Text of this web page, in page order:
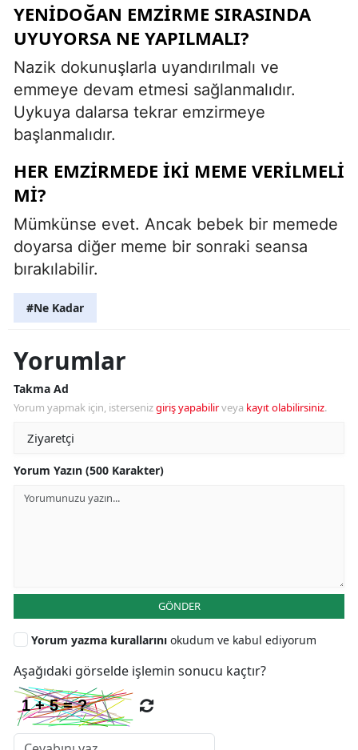
YENIDOĞAN EMZIRME SIRASINDA
UYUYORSA NE YAPILMALI?
Nazik dokunuşlarla uyandırılmalı ve
emmeye devam etmesi sağlanmalıdır.
Uykuya dalarsa tekrar emzirmeye
başlanmalıdır.
HER EMZIRMEDE IKI MEME VERILMELI
MI?
Mümkünse evet. Ancak bebek bir memede
doyarsa diğer meme bir sonraki seansa
bırakılabilir.
#Ne Kadar
Yorumlar
Takma Ad
Yorum yapmak için, istersenizgiriş yapabilirveya kayıt olabilirsiniz.
Yorum Yazın (500 Karakter)
GÖNDER
Yorum yazma kurallarını okudum ve kabul ediyorum
Aşağıdaki görselde işlemin sonucu kaçtır?